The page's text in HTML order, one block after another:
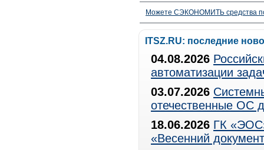
Можете СЭКОНОМИТЬ средства
ITSZ.RU: последние
04.08.2026
автоматизации
03.07.2026
отечественные ОС
18.06.2026 ГК
«Весенний